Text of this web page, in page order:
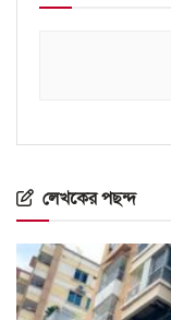
লেখকের পছন্দ